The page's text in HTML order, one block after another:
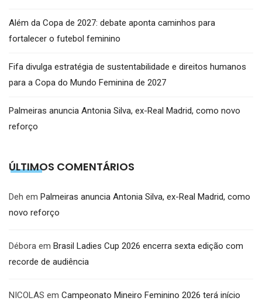
Além da Copa de 2027: debate aponta caminhos para
fortalecer o futebol feminino
Fifa divulga estratégia de sustentabilidade e direitos humanos
para a Copa do Mundo Feminina de 2027
Palmeiras anuncia Antonia Silva, ex-Real Madrid, como novo
reforço
ÚLTIMOS COMENTÁRIOS
Deh em Palmeiras anuncia Antonia Silva, ex-Real Madrid, como
novo reforço
Débora em Brasil Ladies Cup 2026 encerra sexta edição com
recorde de audiência
NICOLAS em Campeonato Mineiro Feminino 2026 terá início